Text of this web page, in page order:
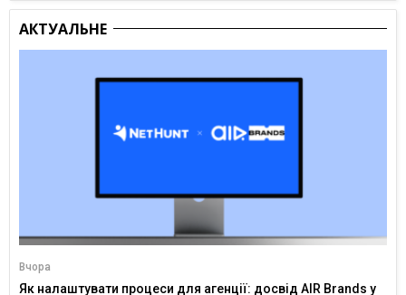
АКТУАЛЬНЕ
Вчора
Як налаштувати процеси для агенції: досвід AIR Brands у